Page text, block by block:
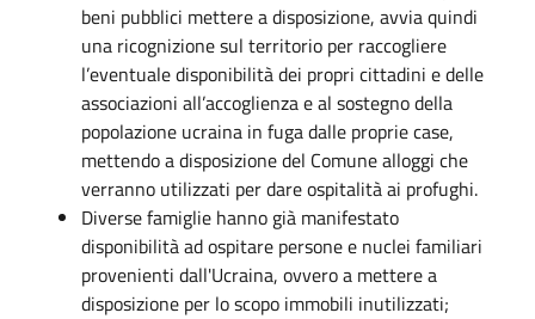
beni pubblici mettere a disposizione, avvia quindi
una ricognizione sul territorio per raccogliere
l’eventuale disponibilità dei propri cittadini e delle
associazioni all’accoglienza e al sostegno della
popolazione ucraina in fuga dalle proprie case,
mettendo a disposizione del Comune alloggi che
verranno utilizzati per dare ospitalità ai profughi.
Diverse famiglie hanno già manifestato
disponibilità ad ospitare persone e nuclei familiari
provenienti dall'Ucraina, ovvero a mettere a
disposizione per lo scopo immobili inutilizzati;